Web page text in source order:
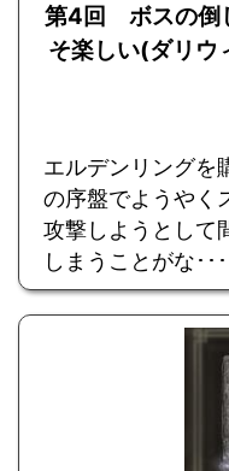
第4回 ボスの倒
そ楽しい(ダリウ
エルデンリングを
の序盤でようやく
攻撃しようとして
しまうことがな･･･